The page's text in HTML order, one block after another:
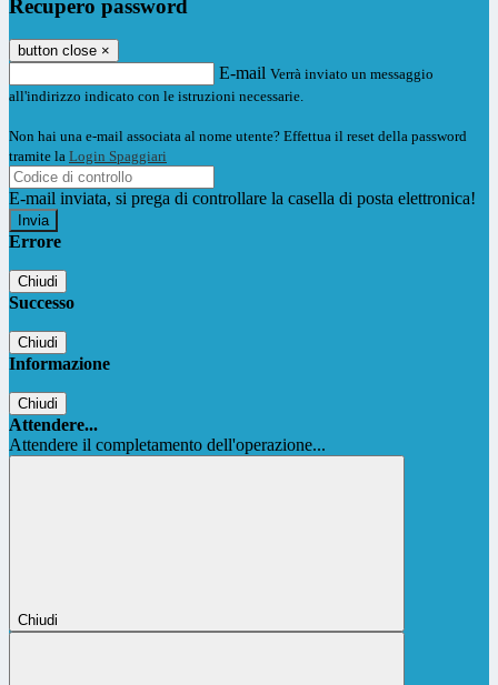
Recupero password
button close ×
E-mail Verrà inviato un messaggio
all'indirizzo indicato con le istruzioni necessarie.
Non hai una e-mail associata al nome utente? Effettua il reset della password
tramite la Login Spaggiari
E-mail inviata, si prega di controllare la casella di posta elettronica!
Errore
Chiudi
Successo
Chiudi
Informazione
Chiudi
Attendere...
Attendere il completamento dell'operazione...
Chiudi